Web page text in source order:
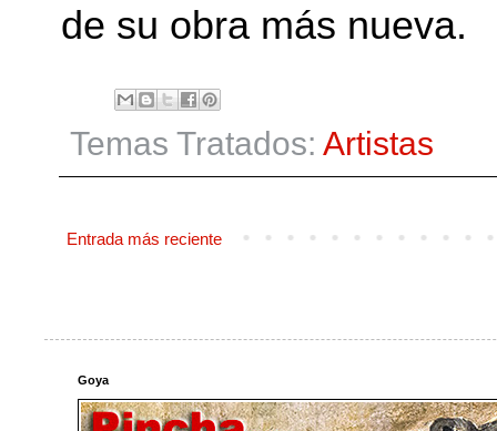
de su obra más nueva.
Temas Tratados: Artistas
Entrada más reciente
Goya